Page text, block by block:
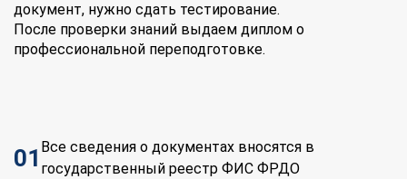
документ, нужно сдать тестирование.
После проверки знаний выдаем диплом о
профессиональной переподготовке.
01 Все сведения о документах вносятся в
государственный реестр ФИС ФРДО